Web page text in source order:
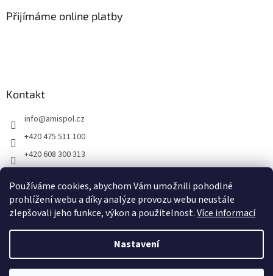
Používáme cookies, abychom Vám umožnili pohodlné
prohlížení webu a díky analýze provozu webu neustále
zlepšovali jeho funkce, výkon a použitelnost.Více informací
Nastavení
Přijímáme online platby
Kontakt
info@amispol.cz
+420 475 511 100
+420 608 300 313
Ukázky instalace AMISPOL Skrytého obrubníku
Copyright 2026Amispol.cz. Všechna práva vyhrazena.Upravit